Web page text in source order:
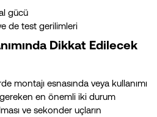
gücü
de test gerilimleri
Dikkat Edilecek
montajı esnasında veya kullanımı
en önemli iki durum
ve sekonder uçların